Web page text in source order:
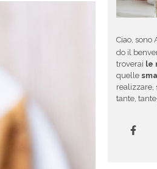
Ciao, sono
do il
troverai le
quelle
realizzare,
tante, tante